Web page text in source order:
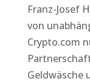
Franz-Josef
von
Crypto.com
Geldwäsche